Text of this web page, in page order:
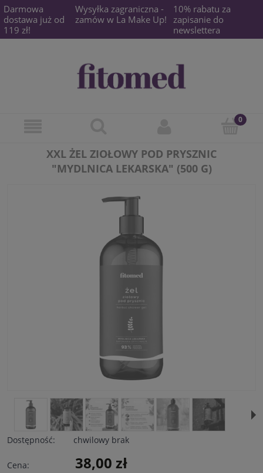
Darmowa
dostawa już od
119 zł!
Wysyłka zagraniczna -
zamów w La Make Up!
10% rabatu za
zapisanie do
newslettera
XXL ŻEL ZIOŁOWY POD PRYSZNIC
"MYDLNICA LEKARSKA" (500 G)
Dostępność: chwilowy brak
Cena: 38,00 zł